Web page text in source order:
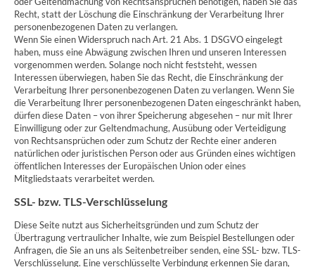
Recht, statt der Löschung die Einschränkung der Verarbeitung Ihrer
personenbezogenen Daten zu verlangen.
Wenn Sie einen Widerspruch nach Art. 21 Abs. 1 DSGVO eingelegt
haben, muss eine Abwägung zwischen Ihren und unseren Interessen
vorgenommen werden. Solange noch nicht feststeht, wessen
Interessen überwiegen, haben Sie das Recht, die Einschränkung der
Verarbeitung Ihrer personenbezogenen Daten zu verlangen. Wenn Sie
die Verarbeitung Ihrer personenbezogenen Daten eingeschränkt haben,
dürfen diese Daten – von ihrer Speicherung abgesehen – nur mit Ihrer
Einwilligung oder zur Geltendmachung, Ausübung oder Verteidigung
von Rechtsansprüchen oder zum Schutz der Rechte einer anderen
natürlichen oder juristischen Person oder aus Gründen eines wichtigen
öffentlichen Interesses der Europäischen Union oder eines
Mitgliedstaats verarbeitet werden.
SSL- bzw. TLS-Verschlüsselung
Diese Seite nutzt aus Sicherheitsgründen und zum Schutz der
Übertragung vertraulicher Inhalte, wie zum Beispiel Bestellungen oder
Anfragen, die Sie an uns als Seitenbetreiber senden, eine SSL- bzw. TLS-
Verschlüsselung. Eine verschlüsselte Verbindung erkennen Sie daran,